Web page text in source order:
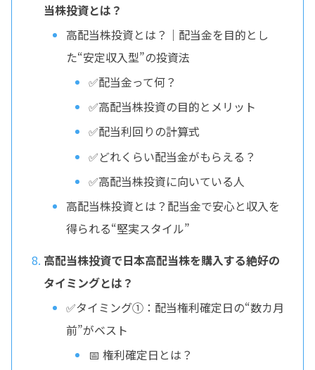
当株投資とは？
高配当株投資とは？｜配当金を目的とし
た“安定収入型”の投資法
✅配当金って何？
✅高配当株投資の目的とメリット
✅配当利回りの計算式
✅どれくらい配当金がもらえる？
✅高配当株投資に向いている人
高配当株投資とは？配当金で安心と収入を
得られる“堅実スタイル”
高配当株投資で日本高配当株を購入する絶好の
タイミングとは？
✅タイミング①：配当権利確定日の“数カ月
前”がベスト
📅 権利確定日とは？